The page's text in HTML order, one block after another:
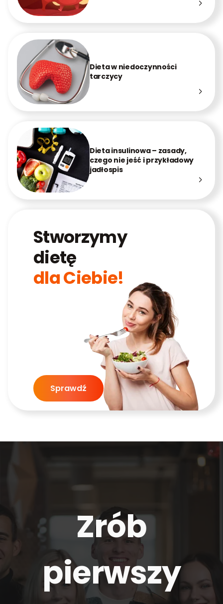
Dieta w niedoczynności
tarczycy
Dieta insulinowa – zasady,
czego nie jeść i przykładowy
jadłospis
Stworzymy
dietę
dla Ciebie!
Sprawdź
Zrób
pierwszy